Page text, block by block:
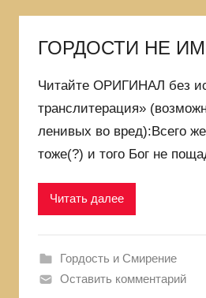
ГОРДОСТИ НЕ
Читайте ОРИГИНАЛ без
транслитерация»
ленивых во вред):Всего
тоже(?) и того Бог не
Читать далее
Гордость и Смирение
Оставить комментарий